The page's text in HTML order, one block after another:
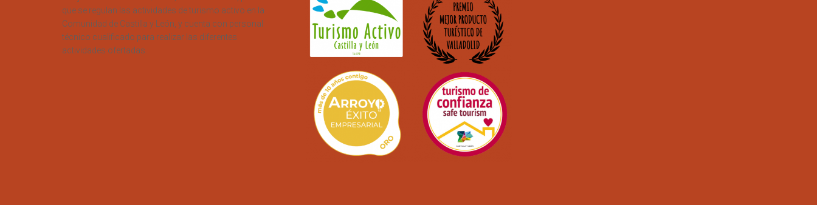
que se regulan las actividades de turismo activo en la
Comunidad de Castilla y León, y cuenta con personal
técnico cualificado para realizar las diferentes
actividades ofertadas.